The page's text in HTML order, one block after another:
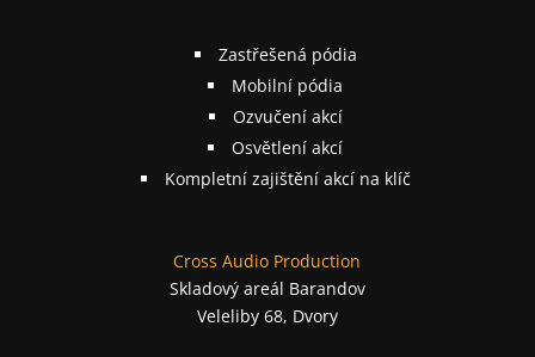
Zastřešená pódia
Mobilní pódia
Ozvučení akcí
Osvětlení akcí
Kompletní zajištění akcí na klíč
Cross Audio Production
Skladový areál Barandov
Veleliby 68, Dvory